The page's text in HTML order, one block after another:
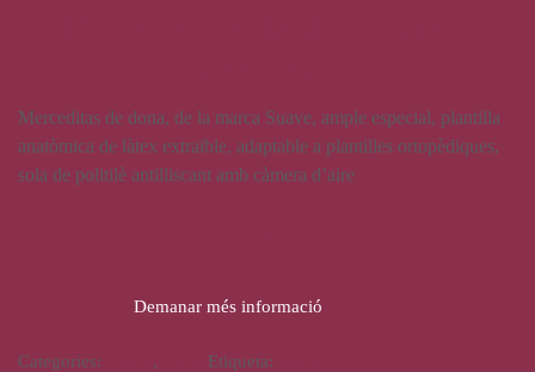
Merceditas de dona, de la marca Suave, ample especial, plantilla
anatòmica de làtex extraïble, adaptable a plantilles ortopèdiques,
sola de politilè antilliscant amb càmera d’aire
Demanar més informació
Categories: , Etiqueta: